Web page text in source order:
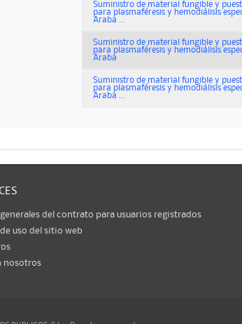
Suministro de material fungible y
para plasmaféresis y hemodiálisis
Araba ...
Suministro de material fungible y
para plasmaféresis y hemodiálisis
Araba
Suministro de material fungible y
para plasmaféresis y hemodiálisis
Araba ...
del contrato para usuarios registrados
uso del sitio web
nosotros